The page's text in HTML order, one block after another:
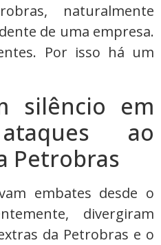
naturalmente
de uma empresa.
Por isso há um
silêncio em
ao
Petrobras
embates desde o
divergiram
da Petrobras e o